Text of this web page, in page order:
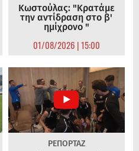
Κωστούλας: "Κρατάμε
την αντίδραση στο β'
ημίχρονο "
01/08/2026 | 15:00
ΡΕΠΟΡΤΑΖ